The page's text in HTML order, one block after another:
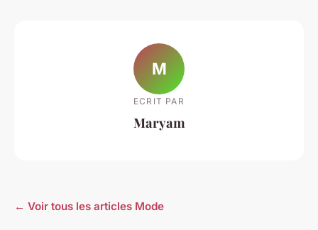
M
ECRIT PAR
Maryam
← Voir tous les articles Mode